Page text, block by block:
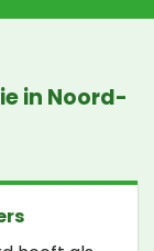
in Noord-